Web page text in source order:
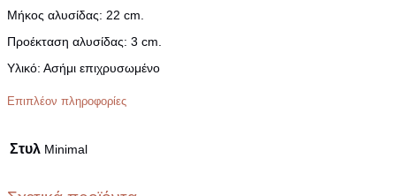
Μήκος αλυσίδας: 22 cm.
Προέκταση αλυσίδας: 3 cm.
Yλικό: Ασήμι επιχρυσωμένο
Επιπλέον πληροφορίες
Στυλ Minimal